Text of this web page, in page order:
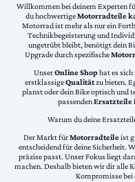
Willkommen bei deinem Experten
du hochwertigeMotorradteile
Motorrad ist mehr als nur ein
Technikbegeisterung und
ungetrübt bleibt, benötigt dein
Upgrade durch spezifische
UnserOnline Shophat es sich
erstklassigeQualitätzu bieten.
planst oder dein Bike optisch und
passendenErsatzteile
Warum du deine
Der Markt fürMotorradteileist
entscheidend für deine Sicherheit.
präzise passt. Unser Fokus liegt
machen. Deshalb bieten wir dir alle
Kompromisse bei